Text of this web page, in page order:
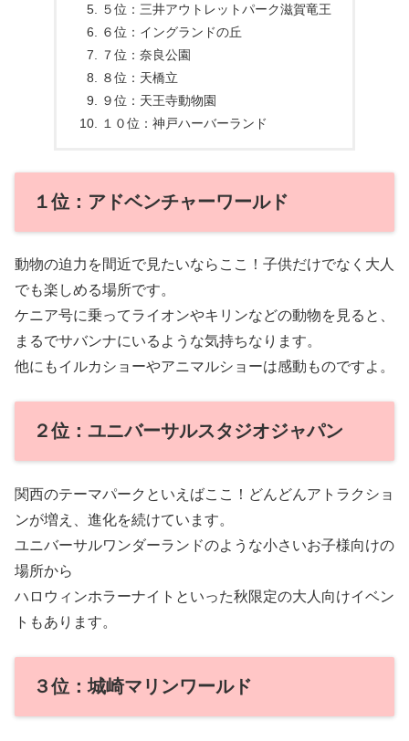
５位：三井アウトレットパーク滋賀竜王
６位：イングランドの丘
７位：奈良公園
８位：天橋立
９位：天王寺動物園
１０位：神戸ハーバーランド
１位：アドベンチャーワールド
動物の迫力を間近で見たいならここ！子供だけでなく大人
でも楽しめる場所です。
ケニア号に乗ってライオンやキリンなどの動物を見ると、
まるでサバンナにいるような気持ちなります。
他にもイルカショーやアニマルショーは感動ものですよ。
２位：ユニバーサルスタジオジャパン
関西のテーマパークといえばここ！どんどんアトラクショ
ンが増え、進化を続けています。
ユニバーサルワンダーランドのような小さいお子様向けの
場所から
ハロウィンホラーナイトといった秋限定の大人向けイベン
トもあります。
３位：城崎マリンワールド